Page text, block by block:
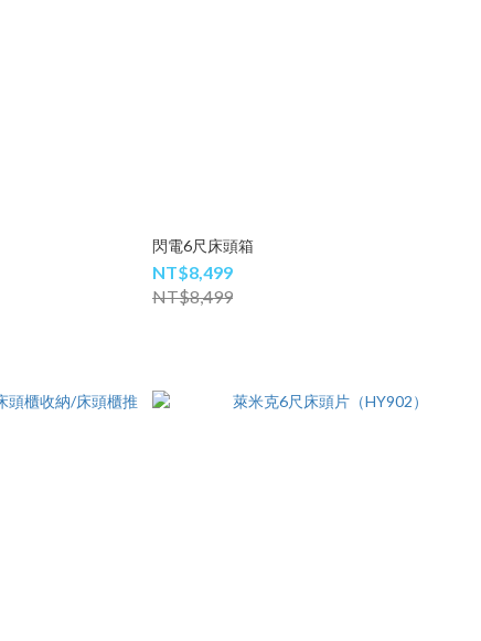
閃電6尺床頭箱
NT$8,499
NT$8,499